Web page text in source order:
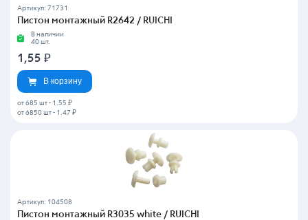
Артикул: 71731
Пистон монтажный R2642 / RUICHI
В наличии
40 шт.
1,55 ₽
В корзину
от 685 шт - 1.55 ₽
от 6850 шт - 1.47 ₽
Артикул: 104508
Пистон монтажный R3035 white / RUICHI